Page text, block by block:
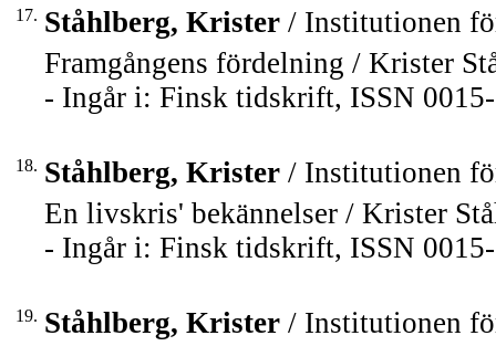
17. Ståhlberg, Krister / Institutionen
Framgångens fördelning / Krister
- Ingår i: Finsk tidskrift, ISSN
18. Ståhlberg, Krister / Institutionen
En livskris' bekännelser / Krister
- Ingår i: Finsk tidskrift, ISSN
19. Ståhlberg, Krister / Institutionen